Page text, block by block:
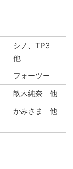
シノ、TP3
他
フォーツー
畝木純奈 他
かみさま 他